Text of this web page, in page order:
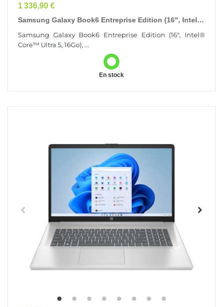
Prix
1 336,90 €
Samsung Galaxy Book6 Entreprise Edition (16", Intel®
Samsung Galaxy Book6 Entreprise Edition (16", Intel®
Core™ Ultra 5, 16Go), ...
En stock